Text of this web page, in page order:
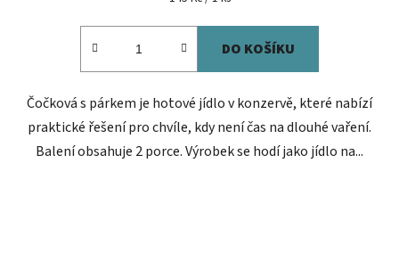
DO KOŠÍKU
Čočková s párkem je hotové jídlo v konzervě, které nabízí
praktické řešení pro chvíle, kdy není čas na dlouhé vaření.
Balení obsahuje 2 porce. Výrobek se hodí jako jídlo na...